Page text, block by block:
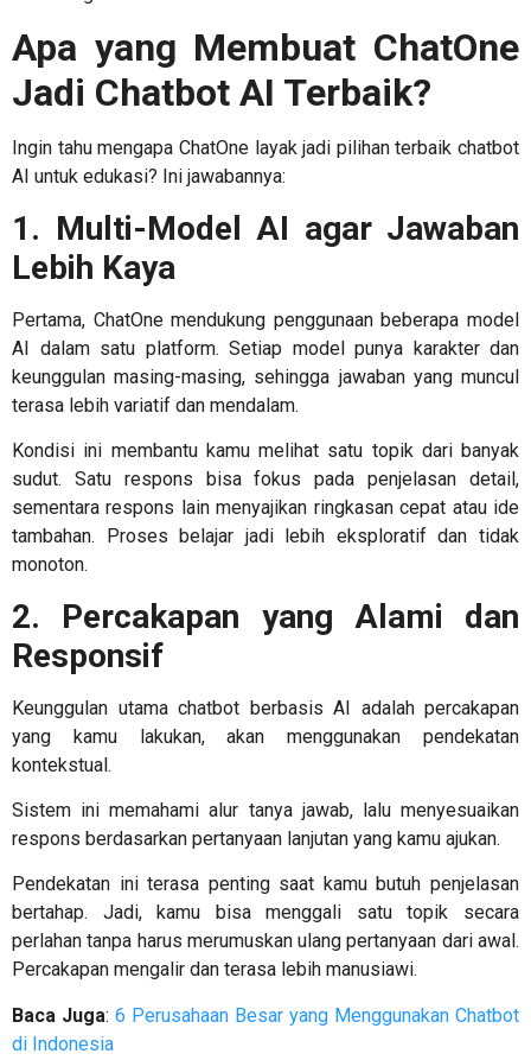
Apa yang Membuat ChatOne
Jadi Chatbot AI Terbaik?
Ingin tahu mengapa ChatOne layak jadi pilihan terbaik chatbot
AI untuk edukasi? Ini jawabannya:
1. Multi-Model AI agar Jawaban
Lebih Kaya
Pertama, ChatOne mendukung penggunaan beberapa model
AI dalam satu platform. Setiap model punya karakter dan
keunggulan masing-masing, sehingga jawaban yang muncul
terasa lebih variatif dan mendalam.
Kondisi ini membantu kamu melihat satu topik dari banyak
sudut. Satu respons bisa fokus pada penjelasan detail,
sementara respons lain menyajikan ringkasan cepat atau ide
tambahan. Proses belajar jadi lebih eksploratif dan tidak
monoton.
2. Percakapan yang Alami dan
Responsif
Keunggulan utama chatbot berbasis AI adalah percakapan
yang kamu lakukan, akan menggunakan pendekatan
kontekstual.
Sistem ini memahami alur tanya jawab, lalu menyesuaikan
respons berdasarkan pertanyaan lanjutan yang kamu ajukan.
Pendekatan ini terasa penting saat kamu butuh penjelasan
bertahap. Jadi, kamu bisa menggali satu topik secara
perlahan tanpa harus merumuskan ulang pertanyaan dari awal.
Percakapan mengalir dan terasa lebih manusiawi.
Baca Juga: 6 Perusahaan Besar yang Menggunakan Chatbot
di Indonesia